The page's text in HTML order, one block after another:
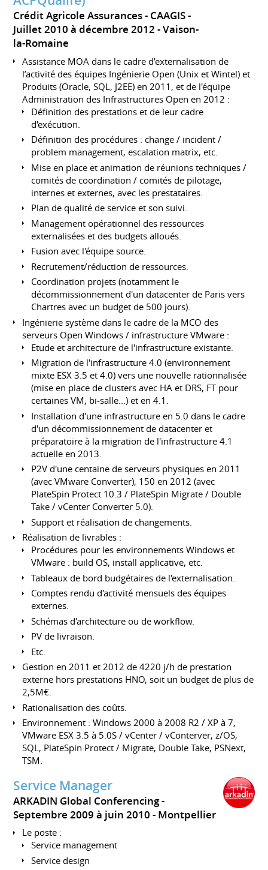
Crédit Agricole Assurances - CAAGIS
Juillet 2010 à décembre 2012 Vaison-
la-Romaine
Assistance MOA dans le cadre d’externalisation de
l’activité des équipes Ingénierie Open (Unix et Wintel) et
Produits (Oracle, SQL, J2EE) en 2011, et de l'équipe
Administration des Infrastructures Open en 2012 :
Définition des prestations et de leur cadre
d'exécution.
Définition des procédures : change / incident /
problem management, escalation matrix, etc.
Mise en place et animation de réunions techniques /
comités de coordination / comités de pilotage,
internes et externes, avec les prestataires.
Plan de qualité de service et son suivi.
Management opérationnel des ressources
externalisées et des budgets alloués.
Fusion avec l'équipe source.
Recrutement/réduction de ressources.
Coordination projets (notamment le
décommissionnement d'un datacenter de Paris vers
Chartres avec un budget de 500 jours).
Ingénierie système dans le cadre de la MCO des
serveurs Open Windows / infrastructure VMware :
Etude et architecture de l'infrastructure existante.
Migration de l'infrastructure 4.0 (environnement
mixte ESX 3.5 et 4.0) vers une nouvelle rationnalisée
(mise en place de clusters avec HA et DRS, FT pour
certaines VM, bi-salle...) et en 4.1.
Installation d'une infrastructure en 5.0 dans le cadre
d'un décommissionnement de datacenter et
préparatoire à la migration de l'infrastructure 4.1
actuelle en 2013.
P2V d'une centaine de serveurs physiques en 2011
(avec VMware Converter), 150 en 2012 (avec
PlateSpin Protect 10.3 / PlateSpin Migrate / Double
Take / vCenter Converter 5.0).
Support et réalisation de changements.
Réalisation de livrables :
Procédures pour les environnements Windows et
VMware : build OS, install applicative, etc.
Tableaux de bord budgétaires de l'externalisation.
Comptes rendu d'activité mensuels des équipes
externes.
Schémas d'architecture ou de workflow.
PV de livraison.
Etc.
Gestion en 2011 et 2012 de 4220 j/h de prestation
externe hors prestations HNO, soit un budget de plus de
2,5M€.
Rationalisation des coûts.
Environnement : Windows 2000 à 2008 R2 / XP à 7,
VMware ESX 3.5 à 5.0S / vCenter / vConterver, z/OS,
SQL, PlateSpin Protect / Migrate, Double Take, PSNext,
TSM.
Service Manager
ARKADIN Global Conferencing
Septembre 2009 à juin 2010 Montpellier
Le poste :
Service management
Service design